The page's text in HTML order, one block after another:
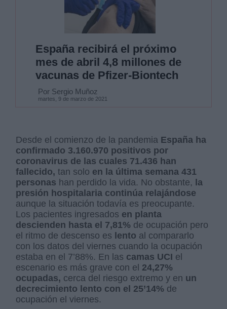
España recibirá el próximo
mes de abril 4,8 millones de
vacunas de Pfizer-Biontech
Por Sergio Muñoz
martes, 9 de marzo de 2021
Desde el comienzo de la pandemia España ha
confirmado 3.160.970 positivos por
coronavirus de las cuales 71.436 han
fallecido,tan solo en la última semana 431
personas han perdido la vida. No obstante, la
presión hospitalaria continúa relajándose
aunque la situación todavía es preocupante.
Los pacientes ingresados en planta
descienden hasta el 7,81% de ocupación pero
el ritmo de descenso es lento al compararlo
con los datos del viernes cuando la ocupación
estaba en el 7’88%. En las camas UCI el
escenario es más grave con el 24,27%
ocupadas, cerca del riesgo extremo y en un
decrecimiento lento con el 25’14% de
ocupación el viernes.